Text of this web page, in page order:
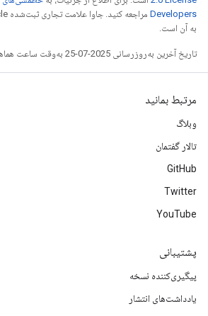
Developers‏
به آن است.
تاریخ آخرین به‌روزرسانی 2025-07-25 به‌وقت ساعت هماهنگ جهانی.
مرتبط بمانید
وبلاگ
تالار گفتمان
GitHub
Twitter
YouTube
پشتیبانی
پیگیری‌کننده نسخه
یادداشت‌های انتشار